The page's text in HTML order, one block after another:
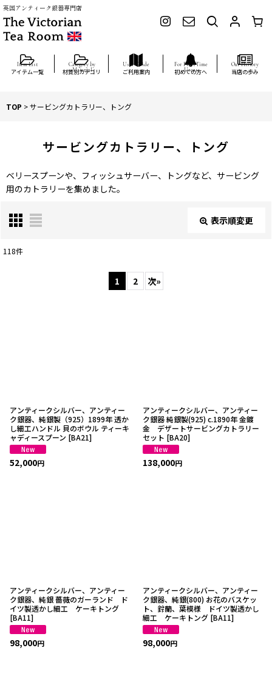
英国アンティーク銀器専門店
アイテム一覧 材質別カテゴリ ご利用案内 初めての方へ 当店の歩み
TOP >サービングカトラリー、トング
サービングカトラリー、トング
ベリースプーンや、フィッシュサーバー、トングなど、サービング
用のカトラリーを集めました。
表示順変更
閉じる
118件
1 2 次»
アンティークシルバー、アンティー
ク銀器、純銀製（925）1899年 透か
し細工ハンドル 貝のボウル ティーキ
ャディースプーン [BA21]
52,000円
アンティークシルバー、アンティー
ク銀器 純銀製(925) c.1890年 金鍍
金 デザートサービングカトラリー
セット [BA20]
138,000円
アンティークシルバー、アンティー
ク銀器、純銀 薔薇のガーランド ド
イツ製透かし細工 ケーキトング
[BA11]
98,000円
アンティークシルバー、アンティー
ク銀器、純銀(800) お花のバスケッ
ト、鈴蘭、葉模様 ドイツ製透かし
細工 ケーキトング [BA11]
98,000円